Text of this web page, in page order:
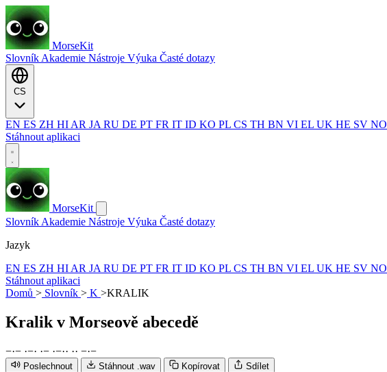
MorseKit
Slovník Akademie Nástroje Výuka Časté dotazy
EN ES ZH HI AR JA RU DE PT FR IT ID KO PL CS TH BN VI EL UK HE SV NO
Stáhnout aplikaci
MorseKit
Slovník Akademie Nástroje Výuka Časté dotazy
Jazyk
EN ES ZH HI AR JA RU DE PT FR IT ID KO PL CS TH BN VI EL UK HE SV NO
Stáhnout aplikaci
Domů > Slovník > K >KRALIK
Kralik v Morseově abecedě
−·− ·−· ·− ·−·· ·· −·−
Poslechnout Stáhnout .wav Kopírovat Sdílet